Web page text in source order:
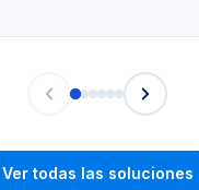
Ver todas las soluciones